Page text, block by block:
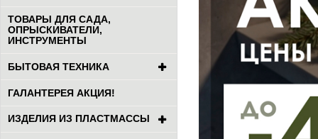
ТОВАРЫ ДЛЯ САДА,
ОПРЫСКИВАТЕЛИ,
ИНСТРУМЕНТЫ
БЫТОВАЯ ТЕХНИКА
ГАЛАНТЕРЕЯ АКЦИЯ!
ИЗДЕЛИЯ ИЗ ПЛАСТМАССЫ